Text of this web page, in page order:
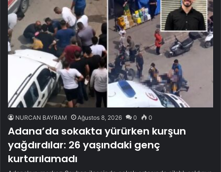
NURCAN BAYRAM Ağustos 8, 2026 0 0
Adana’da sokakta yürürken kurşun
yağdırdılar: 26 yaşındaki genç
kurtarılamadı